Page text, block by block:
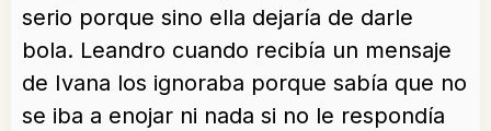
serio porque sino ella dejaría de darle
bola. Leandro cuando recibía un mensaje
de Ivana los ignoraba porque sabía que no
se iba a enojar ni nada si no le respondía